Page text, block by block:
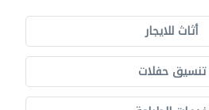
أثاث للايجار
تنسيق حفلات